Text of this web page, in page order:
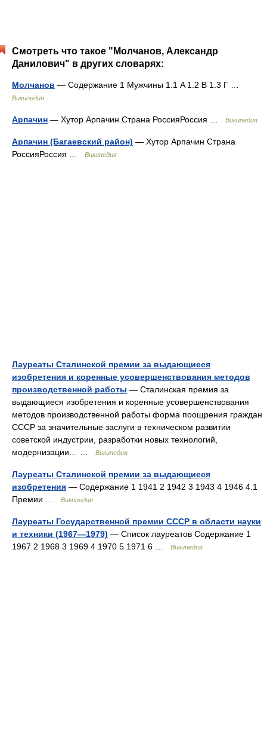
Смотреть что такое "Молчанов, Александр
Данилович" в других словарях:
Молчанов — Содержание 1 Мужчины 1.1 A 1.2 В 1.3 Г …
Википедия
Арпачин — Хутор Арпачин Страна РоссияРоссия … Википедия
Арпачин (Багаевский район) — Хутор Арпачин Страна
РоссияРоссия …
Википедия
Лауреаты Сталинской премии за выдающиеся
изобретения и коренные усовершенствования методов
производственной работы — Сталинская премия за
выдающиеся изобретения и коренные усовершенствования
методов производственной работы форма поощрения граждан
СССР за значительные заслуги в техническом развитии
советской индустрии, разработки новых технологий,
модернизации… …
Википедия
Лауреаты Сталинской премии за выдающиеся
изобретения — Содержание 1 1941 2 1942 3 1943 4 1946 4.1
Премии …
Википедия
Лауреаты Государственной премии СССР в области науки
и техники (1967—1979) — Список лауреатов Содержание 1
1967 2 1968 3 1969 4 1970 5 1971 6 …
Википедия